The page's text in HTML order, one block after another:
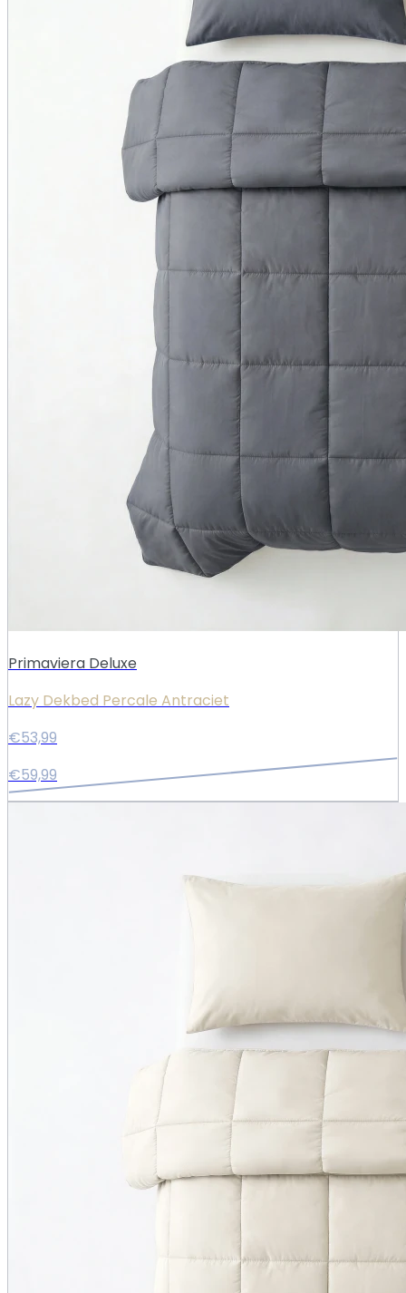
Primaviera Deluxe
Lazy Dekbed Percale Antraciet
€53,99
€59,99